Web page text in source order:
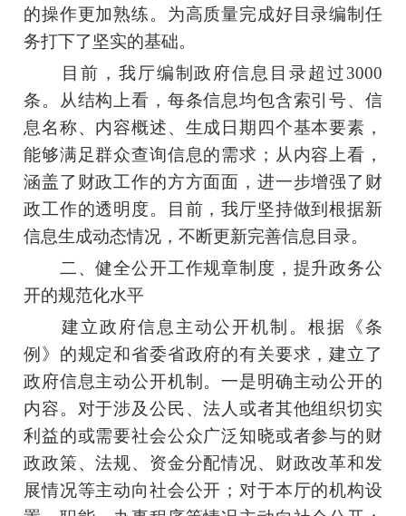
的操作更加熟练。为高质量完成好目录编制任
务打下了坚实的基础。
目前，我厅编制政府信息目录超过3000
条。从结构上看，每条信息均包含索引号、信
息名称、内容概述、生成日期四个基本要素，
能够满足群众查询信息的需求；从内容上看，
涵盖了财政工作的方方面面，进一步增强了财
政工作的透明度。目前，我厅坚持做到根据新
信息生成动态情况，不断更新完善信息目录。
二、健全公开工作规章制度，提升政务公
开的规范化水平
建立政府信息主动公开机制。根据《条
例》的规定和省委省政府的有关要求，建立了
政府信息主动公开机制。一是明确主动公开的
内容。对于涉及公民、法人或者其他组织切实
利益的或需要社会公众广泛知晓或者参与的财
政政策、法规、资金分配情况、财政改革和发
展情况等主动向社会公开；对于本厅的机构设